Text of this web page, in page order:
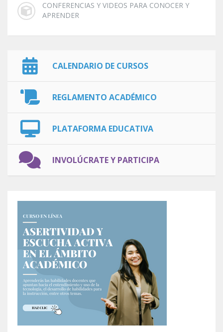
CONFERENCIAS Y VIDEOS PARA CONOCER Y
APRENDER
CALENDARIO DE CURSOS
REGLAMENTO ACADÉMICO
PLATAFORMA EDUCATIVA
INVOLÚCRATE Y PARTICIPA